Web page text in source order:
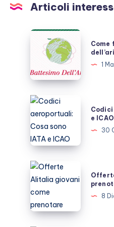
Articoli
fare
battesimo
del
volo
o
dell’aria
Come
1
Codici
aeroportuali:
Cosa
sono
IATA
e
ICAO
Codici
e ICAO
30
Offerte
Alitalia
giovani
come
prenotare
8